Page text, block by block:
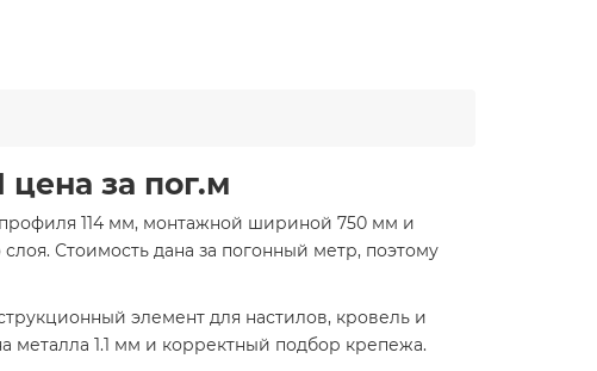
цена за пог.м
114 мм, монтажной шириной 750 мм и
Стоимость дана за погонный метр, поэтому
элемент для настилов, кровель и
1.1 мм и корректный подбор крепежа.